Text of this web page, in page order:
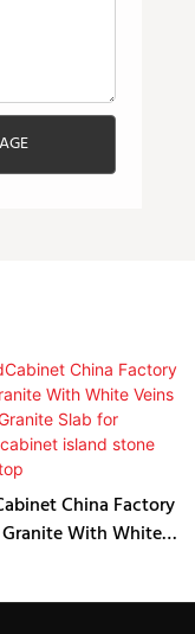
China Factory
With White